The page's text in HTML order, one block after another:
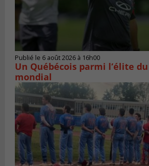
Publié le 6 août 2026 à 16h00
Un Québécois parmi l’élite
mondial